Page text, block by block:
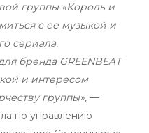
группы «Король и
с ее музыкой и
сериала.
бренда GREENBEAT
и интересом
группы», —
по управлению